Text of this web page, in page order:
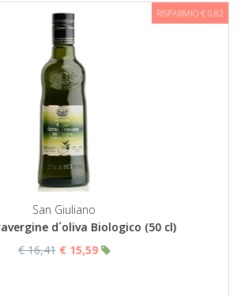
RISPARMIO € 0,82
San Giuliano
d´oliva Biologico (50 cl)
€ 16,41 € 15,59